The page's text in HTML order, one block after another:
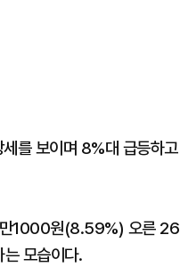
를 보이며 8%대 급등하고
만1000원(8.59%) 오른 26
모습이다.